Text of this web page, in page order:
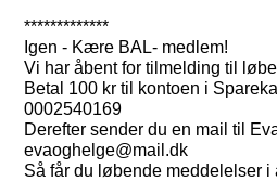
*************
Igen - Kære BAL- medlem!
Vi har åbent for tilmelding til
Betal 100 kr til kontoen i
0002540169
Derefter sender du en mail til
evaoghelge@mail.dk
Så får du løbende meddelelser i